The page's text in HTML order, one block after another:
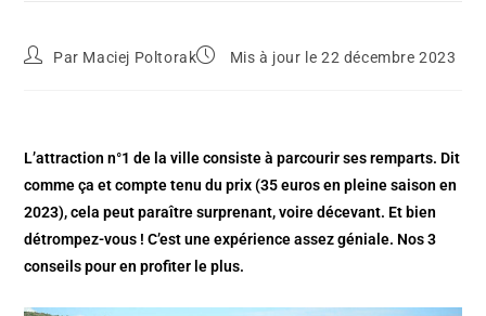
Par Maciej Poltorak Mis à jour le 22 décembre 2023
L’attraction n°1 de la ville consiste à parcourir ses remparts. Dit
comme ça et compte tenu du prix (35 euros en pleine saison en
2023), cela peut paraître surprenant, voire décevant. Et bien
détrompez-vous ! C’est une expérience assez géniale. Nos 3
conseils pour en profiter le plus.